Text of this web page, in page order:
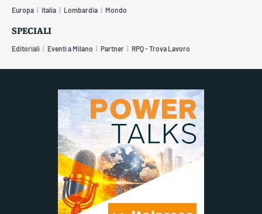
Europa Italia Lombardia Mondo
SPECIALI
Editoriali Eventi a Milano Partner RPQ - Trova Lavoro